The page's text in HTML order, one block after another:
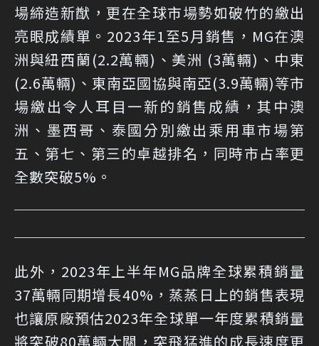
場締造新猷，更在全球市場勢如破竹的繳出
亮眼成績單。2023年1至5月銷售，MG在澳
洲與紐西蘭(2.2萬輛)、美洲 (3萬輛)、中東
(2.6萬輛)、東南亞國協與南亞(3.9萬輛)等市
場繳出令人耳目一新的銷售成績，其中澳
洲、墨西哥、泰國分別繳出乘用車市場第
五、第七、第三的卓越排名，同時市占率更
全數突破5%。
此外，2023年上半年MG品牌全球累積銷量
37萬輛同期增長40%，蒸蒸日上的銷售表現
也讓原廠預估2023年全球單一年度累積銷量
將突破80萬輛大關，突飛猛進的成長速度更